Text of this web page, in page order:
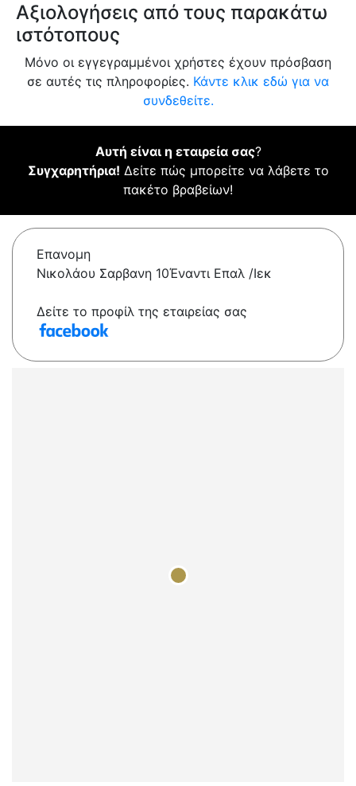
Αξιολογήσεις από τους παρακάτω
ιστότοπους
Μόνο οι εγγεγραμμένοι χρήστες έχουν πρόσβαση
σε αυτές τις πληροφορίες. Κάντε κλικ εδώ για να
συνδεθείτε.
Αυτή είναι η εταιρεία σας?
Συγχαρητήρια! Δείτε πώς μπορείτε να λάβετε το
πακέτο βραβείων!
Επανομη
Νικολάου Σαρβανη 10Έναντι Επαλ /Ιεκ
Δείτε το προφίλ της εταιρείας σας